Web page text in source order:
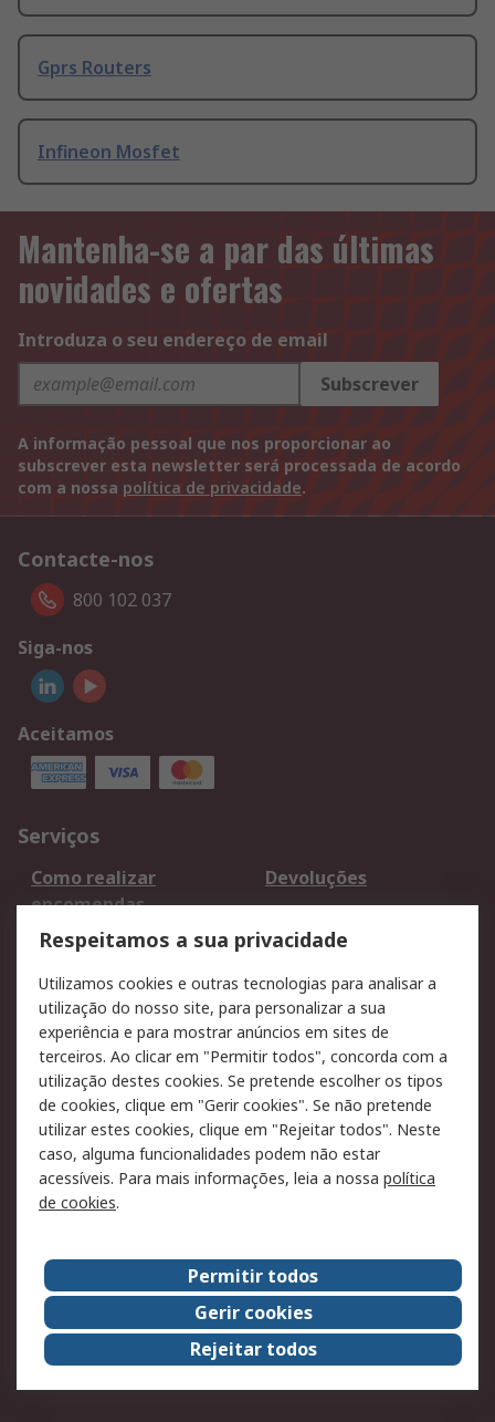
Gprs Routers
Infineon Mosfet
Mantenha-se a par das últimas
novidades e ofertas
Introduza o seu endereço de email
Subscrever
A informação pessoal que nos proporcionar ao
subscrever esta newsletter será processada de acordo
com a nossa política de privacidade.
Contacte-nos
800 102 037
Siga-nos
Aceitamos
Serviços
Como realizar
encomendas
Devoluções
Formas de entrega
Qualidade e ambiente
Pagamento e
faturação
Legal
Aviso legal
Política de cookies
Política de privacidade
- Atualizada
Segurança de emails
Condições de venda
Sobre a RS
A RS no mundo
RS Group
Sobre a RS
Trabalhar na RS
ESG
Respeitamos a sua privacidade
Utilizamos cookies e outras tecnologias para analisar a
utilização do nosso site, para personalizar a sua
experiência e para mostrar anúncios em sites de
terceiros. Ao clicar em "Permitir todos", concorda com a
utilização destes cookies. Se pretende escolher os tipos
de cookies, clique em "Gerir cookies". Se não pretende
utilizar estes cookies, clique em "Rejeitar todos". Neste
caso, alguma funcionalidades podem não estar
acessíveis. Para mais informações, leia a nossa política
de cookies.
Permitir todos
Gerir cookies
Rejeitar todos